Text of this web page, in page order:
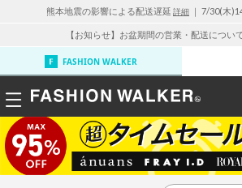
熊本地震の影響による配送遅延 詳細 ｜ 7/30(木
【お知らせ】お盆期間の営業・配送につい
FASHION WALKER